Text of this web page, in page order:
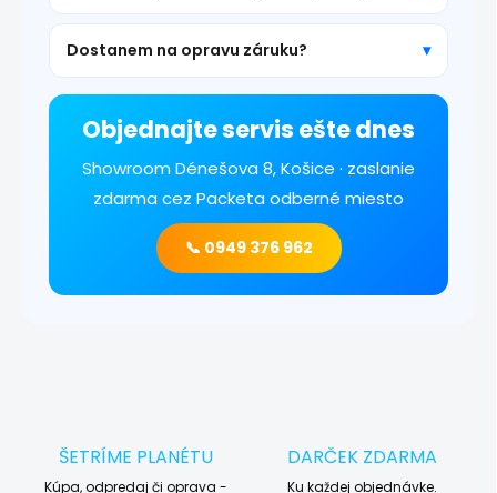
Dostanem na opravu záruku?
Objednajte servis ešte dnes
Showroom Dénešova 8, Košice · zaslanie
zdarma cez Packeta odberné miesto
📞 0949 376 962
ŠETRÍME PLANÉTU
Kúpa, odpredaj či oprava -
DARČEK ZDARMA
Ku každej objednávke.